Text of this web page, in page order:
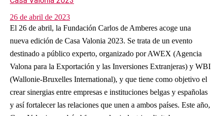
26 de abril de 2023
El 26 de abril, la Fundación Carlos de Amberes acoge una
nueva edición de Casa Valonia 2023. Se trata de un evento
destinado a público experto, organizado por AWEX (Agencia
Valona para la Exportación y las Inversiones Extranjeras) y WBI
(Wallonie-Bruxelles International), y que tiene como objetivo el
crear sinergias entre empresas e instituciones belgas y españolas
y así fortalecer las relaciones que unen a ambos países. Este año,